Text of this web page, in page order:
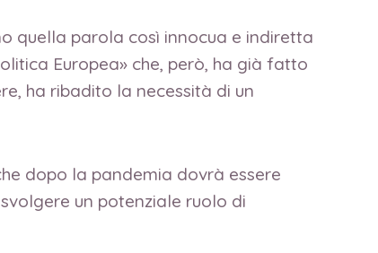
quella parola così innocua e indiretta
Europea» che, però, ha già fatto
ha ribadito la necessità di un
dopo la pandemia dovrà essere
un potenziale ruolo di